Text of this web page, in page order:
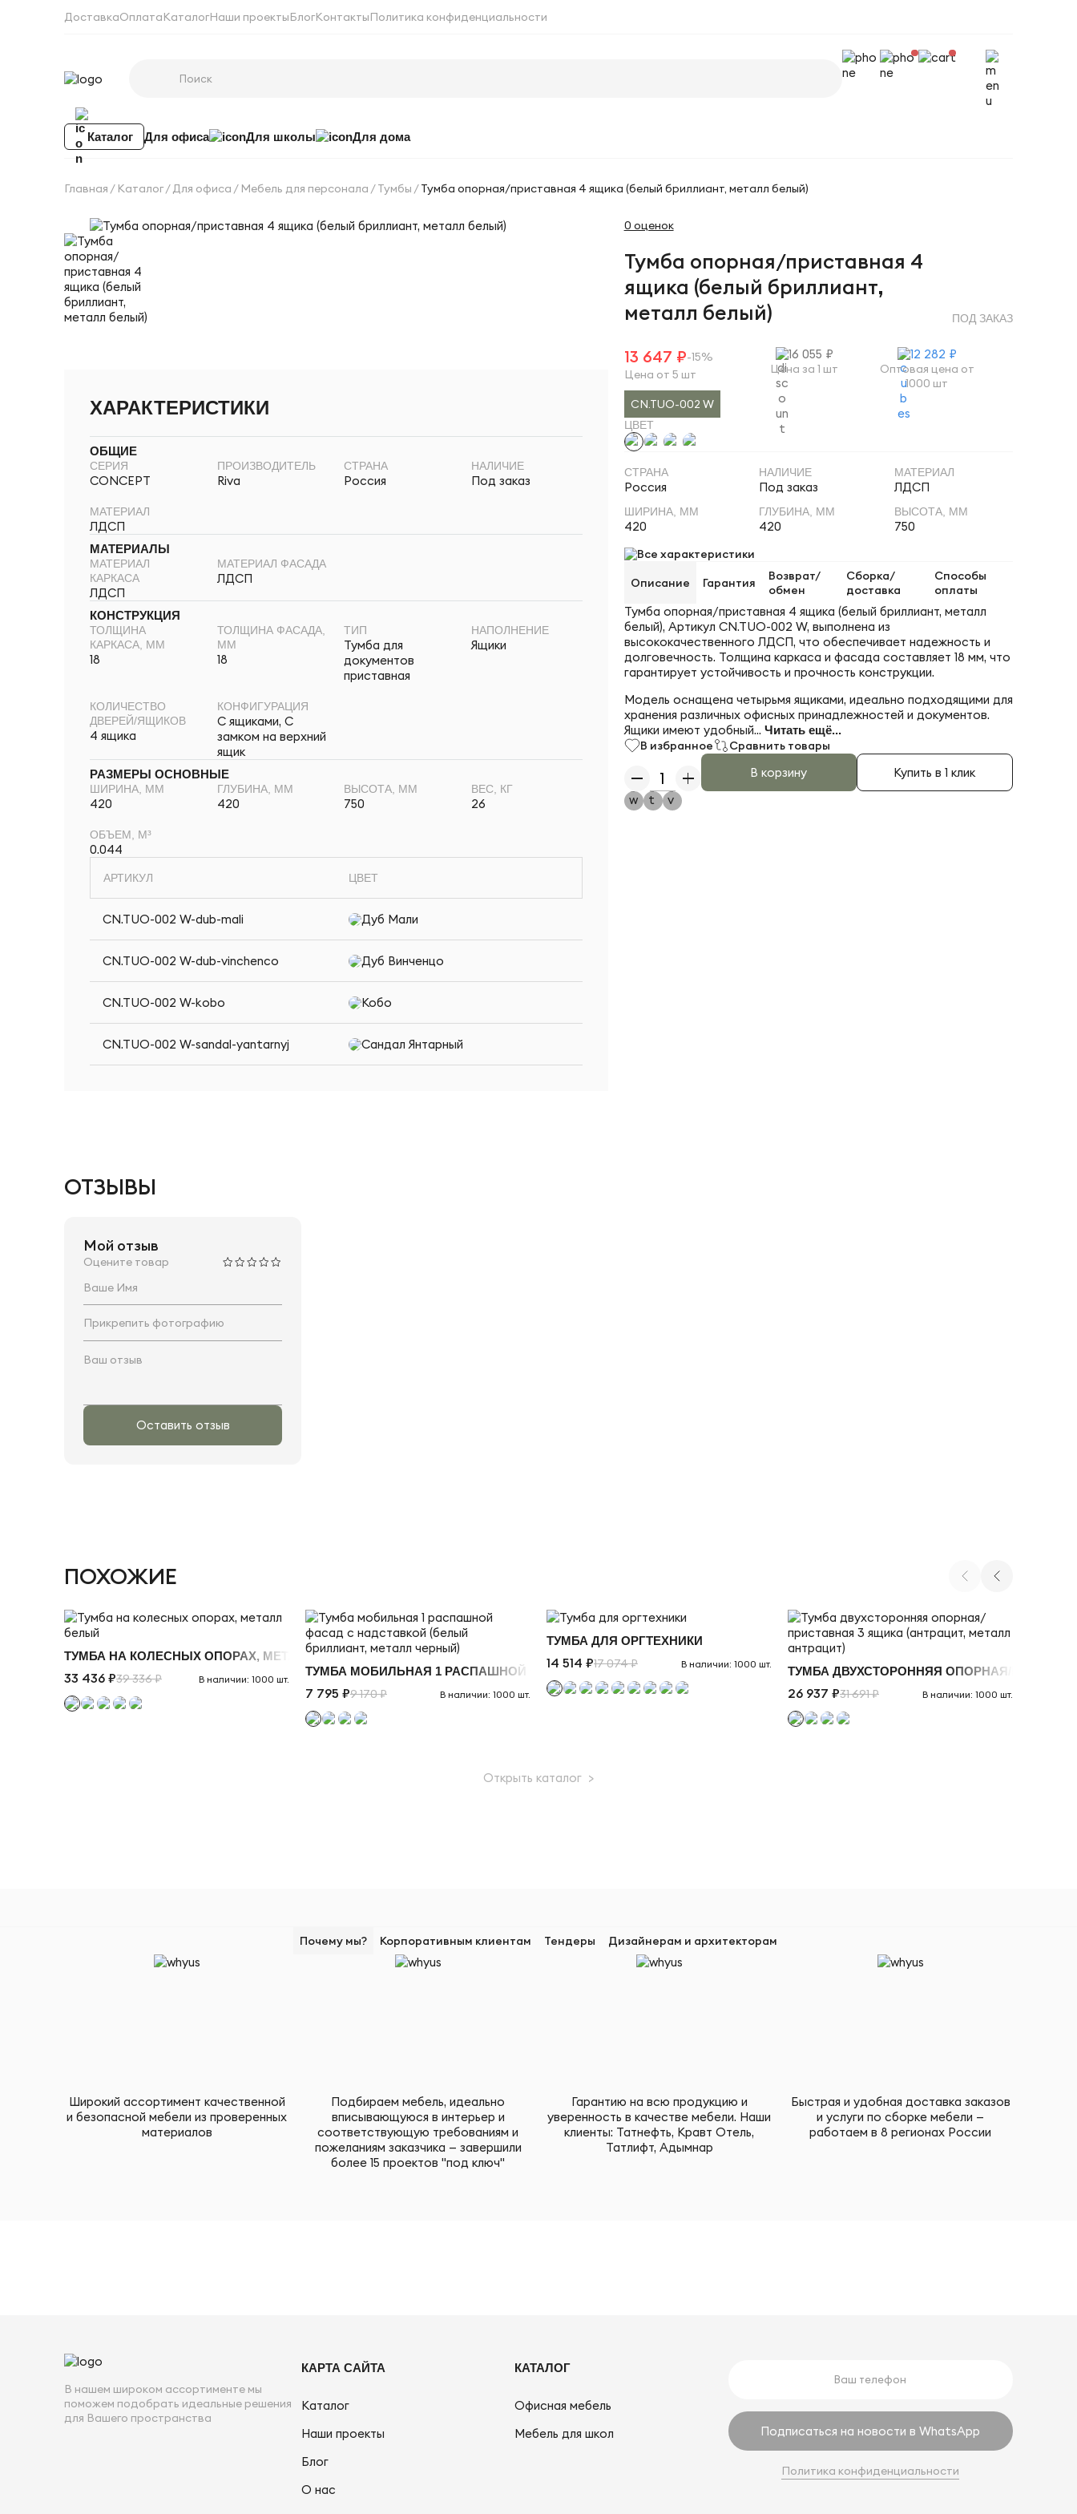
ДоставкаОплатаКаталогНаши проектыБлогКонтактыПолитика конфиденциальности
Каталог Для офиса Для школы Для дома
Главная Каталог Для офиса Мебель для персонала Тумбы Тумба опорная/приставная 4 ящика (белый бриллиант, металл белый)
ХАРАКТЕРИСТИКИ
ОБЩИЕ
СЕРИЯ
CONCEPT
ПРОИЗВОДИТЕЛЬ
Riva
СТРАНА
Россия
НАЛИЧИЕ
Под заказ
МАТЕРИАЛ
ЛДСП
МАТЕРИАЛЫ
МАТЕРИАЛ
КАРКАСА
ЛДСП
МАТЕРИАЛ ФАСАДА
ЛДСП
КОНСТРУКЦИЯ
ТОЛЩИНА
КАРКАСА, ММ
18
ТОЛЩИНА ФАСАДА,
ММ
18
ТИП
Тумба для
документов
приставная
НАПОЛНЕНИЕ
Ящики
КОЛИЧЕСТВО
ДВЕРЕЙ/ЯЩИКОВ
4 ящика
КОНФИГУРАЦИЯ
С ящиками, С
замком на верхний
ящик
РАЗМЕРЫ ОСНОВНЫЕ
ШИРИНА, ММ
420
ГЛУБИНА, ММ
420
ВЫСОТА, ММ
750
ВЕС, КГ
26
ОБЪЕМ, М³
0.044
АРТИКУЛ ЦВЕТ
CN.TUO-002 W-dub-mali Дуб Мали
CN.TUO-002 W-dub-vinchenco Дуб Винченцо
CN.TUO-002 W-kobo Кобо
CN.TUO-002 W-sandal-yantarnyj Сандал Янтарный
0 оценок
Тумба опорная/приставная 4
ящика (белый бриллиант,
металл белый)
ПОД ЗАКАЗ
13 647 ₽-15%
Цена от 5 шт
16 055 ₽
Цена за 1 шт
12 282 ₽
Оптовая цена от
1000 шт
CN.TUO-002 W
ЦВЕТ
СТРАНА
Россия
НАЛИЧИЕ
Под заказ
МАТЕРИАЛ
ЛДСП
ШИРИНА, ММ
420
ГЛУБИНА, ММ
420
ВЫСОТА, ММ
750
Все характеристики
Описание
Гарантия
Возврат/
обмен
Сборка/
доставка
Способы
оплаты
Тумба опорная/приставная 4 ящика (белый бриллиант, металл
белый), Артикул CN.TUO-002 W, выполнена из
высококачественного ЛДСП, что обеспечивает надежность и
долговечность. Толщина каркаса и фасада составляет 18 мм, что
гарантирует устойчивость и прочность конструкции.
Модель оснащена четырьмя ящиками, идеально подходящими для
хранения различных офисных принадлежностей и документов.
Ящики имеют удобный... Читать ещё...
В избранное Сравнить товары
В корзину Купить в 1 клик
ОТЗЫВЫ
Мой отзыв
Оцените товар
Прикрепить фотографию
Оставить отзыв
ПОХОЖИЕ
ТУМБА НА КОЛЕСНЫХ ОПОРАХ, МЕТАЛЛ БЕЛЫЙ
33 436 ₽39 336 ₽ В наличии: 1000 шт.
ТУМБА МОБИЛЬНАЯ 1 РАСПАШНОЙ ФАСАД С НАДСТАВКОЙ (БЕЛЫЙ БРИЛЛИАНТ, МЕТАЛЛ ЧЕРНЫЙ)
7 795 ₽9 170 ₽ В наличии: 1000 шт.
ТУМБА ДЛЯ ОРГТЕХНИКИ
14 514 ₽17 074 ₽ В наличии: 1000 шт.
ТУМБА ДВУХСТОРОННЯЯ ОПОРНАЯ/
26 937 ₽31 691 ₽ В наличии: 1000 шт.
Открыть каталог >
Почему мы? Корпоративным клиентам Тендеры Дизайнерам и архитекторам
Широкий ассортимент качественной
и безопасной мебели из проверенных
материалов
Подбираем мебель, идеально
вписывающуюся в интерьер и
соответствующую требованиям и
пожеланиям заказчика — завершили
более 15 проектов "под ключ"
Гарантию на всю продукцию и
уверенность в качестве мебели. Наши
клиенты: Татнефть, Кравт Отель,
Татлифт, Адымнар
Быстрая и удобная доставка заказов
и услуги по сборке мебели —
работаем в 8 регионах России
В нашем широком ассортименте мы
поможем подобрать идеальные решения
для Вашего пространства
КАРТА САЙТА
Каталог
Наши проекты
Блог
О нас
КАТАЛОГ
Офисная мебель
Мебель для школ
Подписаться на новости в WhatsApp
Политика конфиденциальности